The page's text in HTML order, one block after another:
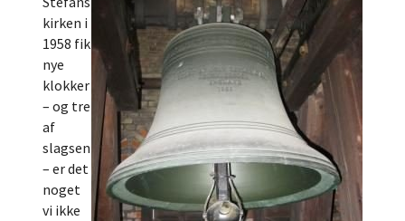
kirken i
1958 fik
nye
klokker
– og tre
af
slagsen
– er det
noget
vi ikke